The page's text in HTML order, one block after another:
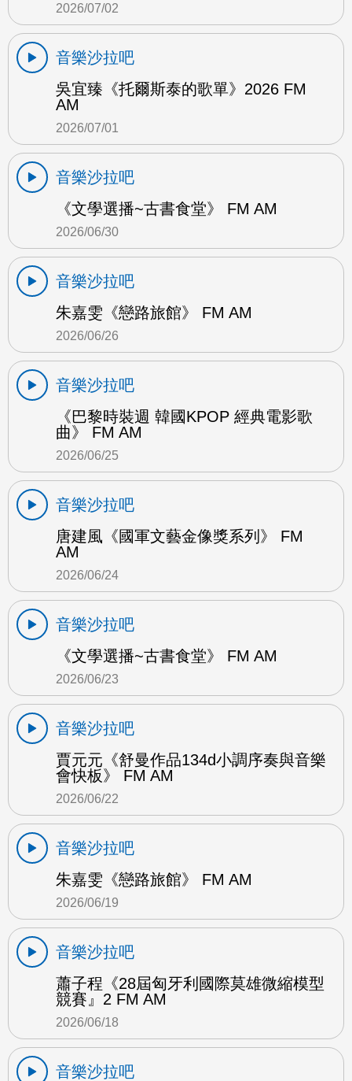
2026/07/02
音樂沙拉吧
吳宜臻《托爾斯泰的歌單》2026 FM
AM
2026/07/01
音樂沙拉吧
《文學選播~古書食堂》 FM AM
2026/06/30
音樂沙拉吧
朱嘉雯《戀路旅館》 FM AM
2026/06/26
音樂沙拉吧
《巴黎時裝週 韓國KPOP 經典電影歌
曲》 FM AM
2026/06/25
音樂沙拉吧
唐建風《國軍文藝金像獎系列》 FM
AM
2026/06/24
音樂沙拉吧
《文學選播~古書食堂》 FM AM
2026/06/23
音樂沙拉吧
賈元元《舒曼作品134d小調序奏與音樂
會快板》 FM AM
2026/06/22
音樂沙拉吧
朱嘉雯《戀路旅館》 FM AM
2026/06/19
音樂沙拉吧
蕭子程《28屆匈牙利國際莫雄微縮模型
競賽』2 FM AM
2026/06/18
音樂沙拉吧